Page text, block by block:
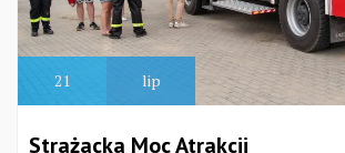
21 lip
Strażacka Moc Atrakcji